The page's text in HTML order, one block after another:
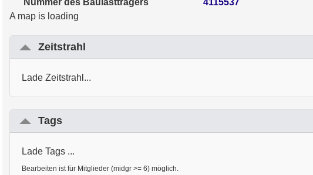
Nummer des Baulastträgers
4115537
A map is loading
Zeitstrahl
Lade Zeitstrahl...
Tags
Lade Tags ...
Bearbeiten ist für Mitglieder (midgr >= 6) möglich.